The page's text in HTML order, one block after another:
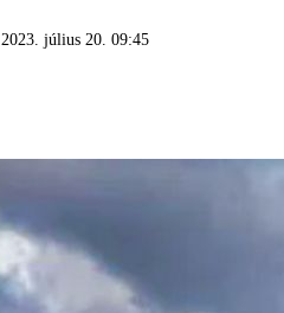
2023. július 20. 09:45